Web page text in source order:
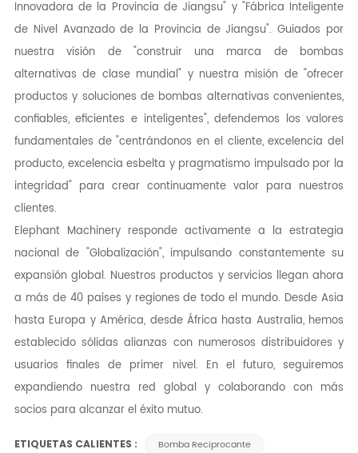
Innovadora de la Provincia de Jiangsu" y "Fábrica Inteligente
de Nivel Avanzado de la Provincia de Jiangsu". Guiados por
nuestra visión de "construir una marca de bombas
alternativas de clase mundial" y nuestra misión de "ofrecer
productos y soluciones de bombas alternativas convenientes,
confiables, eficientes e inteligentes", defendemos los valores
fundamentales de "centrándonos en el cliente, excelencia del
producto, excelencia esbelta y pragmatismo impulsado por la
integridad" para crear continuamente valor para nuestros
clientes.
Elephant Machinery responde activamente a la estrategia
nacional de "Globalización", impulsando constantemente su
expansión global. Nuestros productos y servicios llegan ahora
a más de 40 países y regiones de todo el mundo. Desde Asia
hasta Europa y América, desde África hasta Australia, hemos
establecido sólidas alianzas con numerosos distribuidores y
usuarios finales de primer nivel. En el futuro, seguiremos
expandiendo nuestra red global y colaborando con más
socios para alcanzar el éxito mutuo.
ETIQUETAS CALIENTES :
Bomba Reciprocante